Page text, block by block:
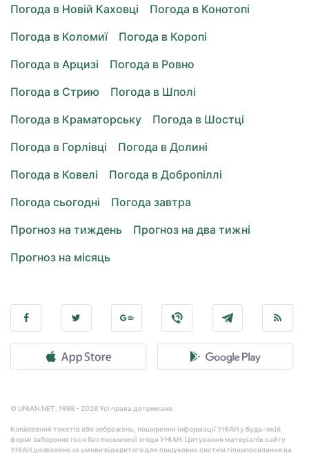
Погода в Новій Каховці
Погода в Конотопі
Погода в Коломиї
Погода в Коропі
Погода в Арцизі
Погода в Ровно
Погода в Стрию
Погода в Шполі
Погода в Краматорську
Погода в Шостці
Погода в Горлівці
Погода в Долині
Погода в Ковелі
Погода в Добропіллі
Погода сьогодні
Погода завтра
Прогноз на тиждень
Прогноз на два тижні
Прогноз на місяць
© UNIAN.NET, 1998 - 2026 Усі права дотримано.
Копіювання текстів або зображень, поширення інформації УНІАН у будь-якій
формі забороняється без письмової згоди УНІАН. Цитування матеріалів сайту
УНІАН дозволено за умови відкритого для пошукових систем гіперпосилання на